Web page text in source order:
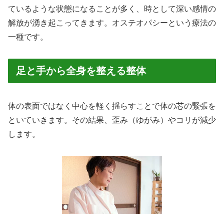
ているような状態になることが多く、時として深い感情の
解放が湧き起こってきます。オステオパシーという療法の
一種です。
足と手から全身を整える整体
体の表面ではなく中心を軽く揺らすことで体の芯の緊張を
といていきます。その結果、歪み（ゆがみ）やコリが減少
します。